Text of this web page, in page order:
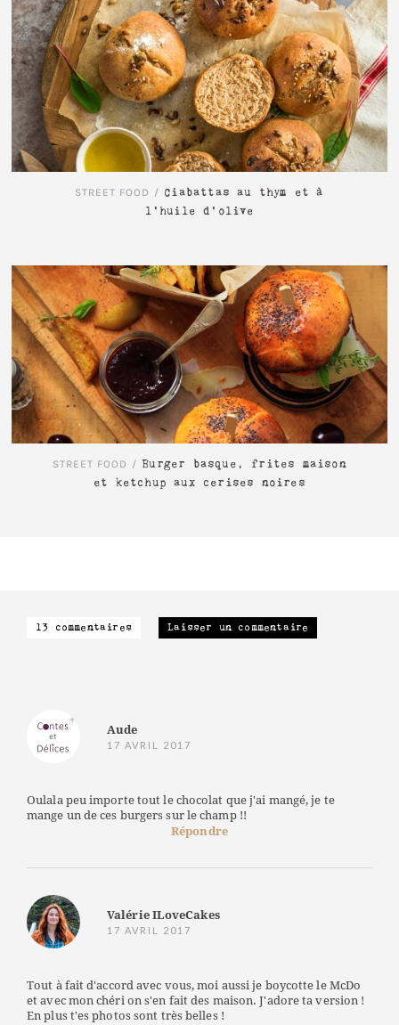
LIRE L'ARTICLE
STREET FOOD / Ciabattas au thym et à
l’huile d’olive
LIRE L'ARTICLE
STREET FOOD / Burger basque, frites maison
et ketchup aux cerises noires
13 commentaires Laisser un commentaire
Aude
17 AVRIL 2017
Oulala peu importe tout le chocolat que j'ai mangé, je te
mange un de ces burgers sur le champ !!
Répondre
Valérie ILoveCakes
17 AVRIL 2017
Tout à fait d'accord avec vous, moi aussi je boycotte le McDo
et avec mon chéri on s'en fait des maison. J'adore ta version !
En plus t'es photos sont très belles !